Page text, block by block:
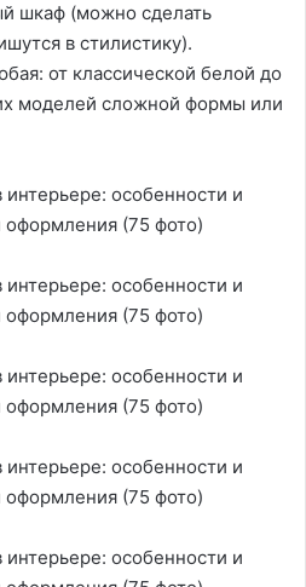
шкаф (можно сделать
в стилистику).
от классической белой до
моделей сложной формы или